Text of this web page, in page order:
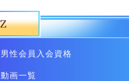
男性会員入会資格
動画一覧